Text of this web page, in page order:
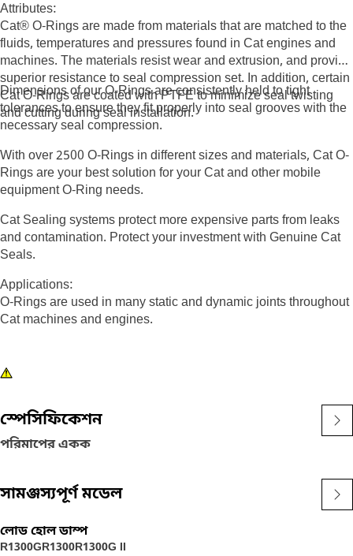
Attributes:
Cat® O-Rings are made from materials that are matched to the
fluids, temperatures and pressures found in Cat engines and
machines. The materials resist wear and extrusion, and provide
superior resistance to seal compression set. In addition, certain
Cat O-Rings are coated with PTFE to minimize seal twisting
and cutting during seal installation.
Dimensions of our O-Rings are consistently held to tight
tolerances to ensure they fit properly into seal grooves with the
necessary seal compression.
With over 2500 O-Rings in different sizes and materials, Cat O-
Rings are your best solution for your Cat and other mobile
equipment O-Ring needs.
Cat Sealing systems protect more expensive parts from leaks
and contamination. Protect your investment with Genuine Cat
Seals.
Applications:
O-Rings are used in many static and dynamic joints throughout
Cat machines and engines.
স্পেসিফিকেশন
পরিমাপের একক
সামঞ্জস্যপূর্ণ মডেল
লোড হোল ডাম্প
R1300GR1300R1300G II